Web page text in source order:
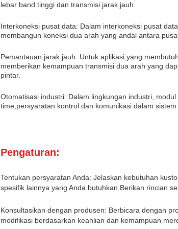
lebar band tinggi dan transmisi jarak jauh.
Interkoneksi pusat data: Dalam interkoneksi pusat
membangun koneksi dua arah yang andal antara
Pemantauan jarak jauh: Untuk aplikasi yang
memberikan kemampuan transmisi dua arah yang
pintar.
Otomatisasi industri: Dalam lingkungan industri,
time,persyaratan kontrol dan komunikasi dalam sistem
Pengaturan:
Tentukan persyaratan Anda: Jelaskan kebutuhan
spesifik lainnya yang Anda butuhkan.Berikan rincian
Konsultasikan dengan produsen: Berbicara dengan
modifikasi berdasarkan keahlian dan kemampuan